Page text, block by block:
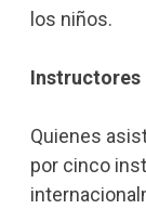
los niños.
Quienes
por cinco